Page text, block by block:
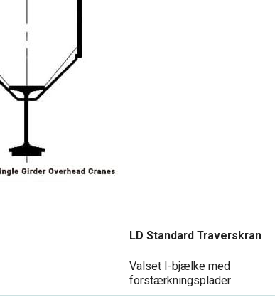
LD Standard Traverskran
Valset I-bjælke med
forstærkningsplader